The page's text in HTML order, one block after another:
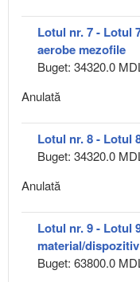
Lotul nr. 7 - Lotul
aerobe mezofile
Buget: 34320.0
Anulată
Lotul nr. 8 - Lotul
Buget: 34320.0
Anulată
Lotul nr. 9 - Lotul
material/
Buget: 63800.0